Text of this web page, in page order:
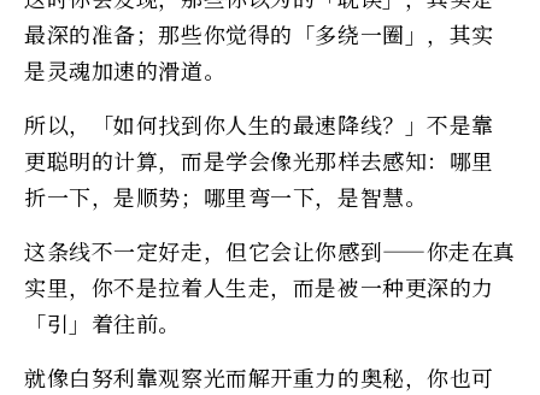
最深的准备；那些你觉得的「多绕一圈」，其实
是灵魂加速的滑道。
所以，「如何找到你人生的最速降线？」不是靠
更聪明的计算，而是学会像光那样去感知：哪里
折一下，是顺势；哪里弯一下，是智慧。
这条线不一定好走，但它会让你感到——你走在真
实里，你不是拉着人生走，而是被一种更深的力
「引」着往前。
就像白努利靠观察光而解开重力的奥秘，你也可